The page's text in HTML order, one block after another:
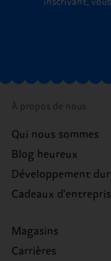
inscrivant,
À propos de nous
Qui nous sommes
Blog heureux
Développement
Cadeaux
Magasins
Carrières